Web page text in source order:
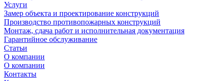
Услуги
Замер объекта и проектирование конструкций
Производство противопожарных конструкций
Монтаж, сдача работ и исполнительная документация
Гарантийное обслуживание
Статьи
О компании
О компании
Контакты